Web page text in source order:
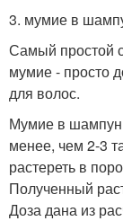
3. мумие в
Самый простой
мумие - просто
для волос.
Мумие в
менее, чем 2-3
растереть в
Полученный
Доза дана из